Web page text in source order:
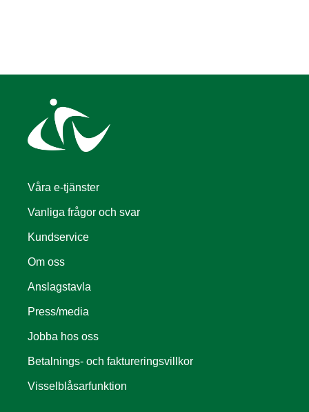
Våra e-tjänster
Vanliga frågor och svar
Kundservice
Om oss
Anslagstavla
Press/media
Jobba hos oss
Betalnings- och faktureringsvillkor
Visselblåsarfunktion